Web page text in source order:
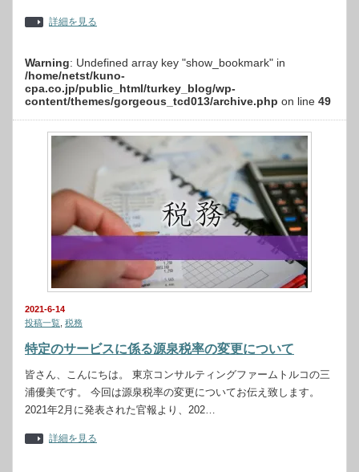
詳細を見る
Warning: Undefined array key "show_bookmark" in
/home/netst/kuno-
cpa.co.jp/public_html/turkey_blog/wp-
content/themes/gorgeous_tcd013/archive.php on line 49
2021-6-14
投稿一覧 税務
特定のサービスに係る源泉税率の変更について
皆さん、こんにちは。 東京コンサルティングファームトルコの三
浦優美です。 今回は源泉税率の変更についてお伝え致します。
2021年2月に発表された官報より、202…
詳細を見る